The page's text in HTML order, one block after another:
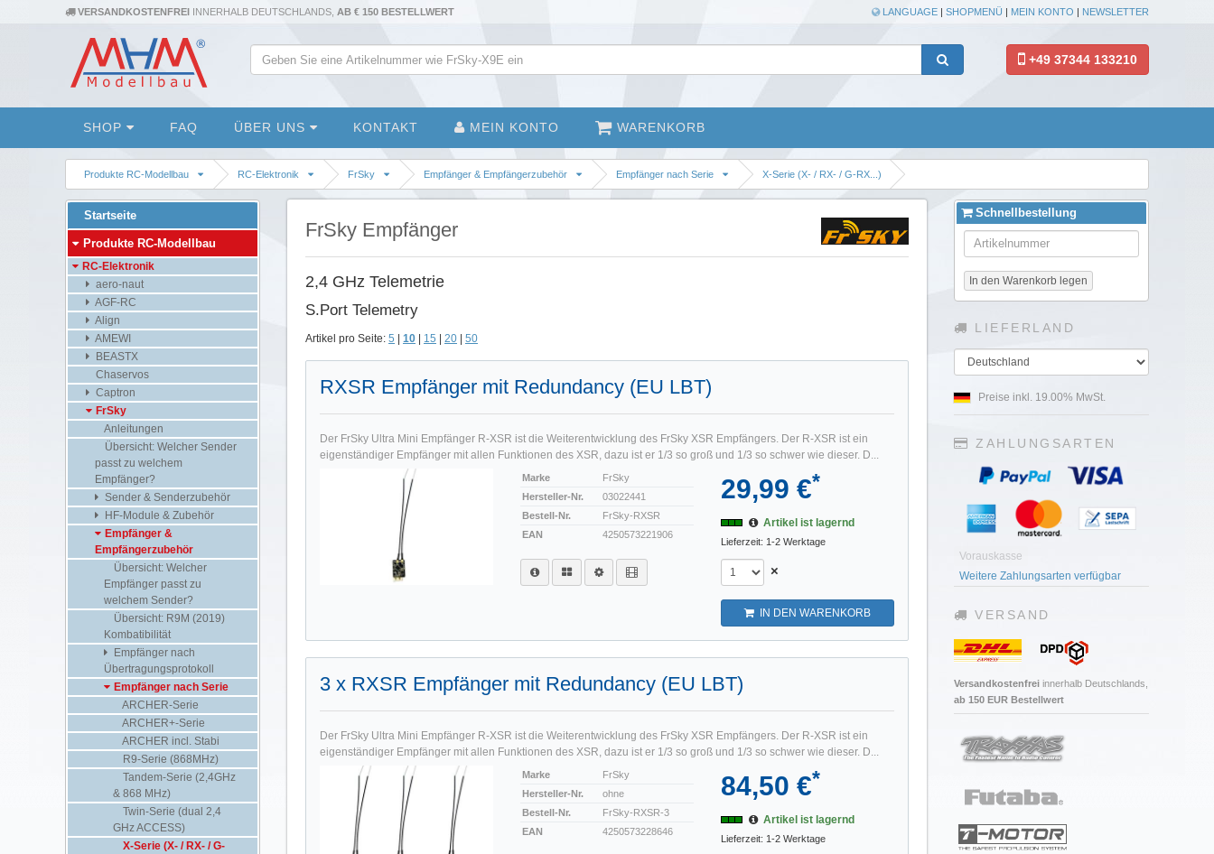
VERSANDKOSTENFREI INNERHALB DEUTSCHLANDS, AB € 150 BESTELLWERT LANGUAGE | SHOPMENÜ | MEIN KONTO | NEWSLETTER
+49 37344 133210
SHOP FAQ ÜBER UNS KONTAKT MEIN KONTO WARENKORB
Produkte RC-Modellbau RC-Elektronik FrSky Empfänger & Empfängerzubehör Empfänger nach Serie X-Serie (X- / RX- / G-RX...)
FrSky Empfänger
2,4 GHz Telemetrie
S.Port Telemetry
Artikel pro Seite: 5 10 15 20 50
RXSR Empfänger mit Redundancy (EU LBT)
Der FrSky Ultra Mini Empfänger R-XSR ist die Weiterentwicklung des FrSky XSR Empfängers. Der R-XSR ist ein
eigenständiger Empfänger mit allen Funktionen des XSR, dazu ist er 1/3 so groß und 1/3 so schwer wie dieser. D...
Marke
FrSky
Hersteller-Nr.
03022441
Bestell-Nr.
FrSky-RXSR
EAN
4250573221906
29,99 €*
Artikel ist lagernd
Lieferzeit: 1-2 Werktage
×
IN DEN WARENKORB
3 x RXSR Empfänger mit Redundancy (EU LBT)
Der FrSky Ultra Mini Empfänger R-XSR ist die Weiterentwicklung des FrSky XSR Empfängers. Der R-XSR ist ein
eigenständiger Empfänger mit allen Funktionen des XSR, dazu ist er 1/3 so groß und 1/3 so schwer wie dieser. D...
Marke
FrSky
Hersteller-Nr.
ohne
Bestell-Nr.
FrSky-RXSR-3
EAN
4250573228646
84,50 €*
Artikel ist lagernd
Lieferzeit: 1-2 Werktage
Startseite
Produkte RC-Modellbau
RC-Elektronik
aero-naut
AGF-RC
Align
AMEWI
BEASTX
Chaservos
Captron
FrSky
Anleitungen
Übersicht: Welcher Sender
passt zu welchem
Empfänger?
Sender & Senderzubehör
HF-Module & Zubehör
Empfänger &
Empfängerzubehör
Übersicht: Welcher
Empfänger passt zu
welchem Sender?
Übersicht: R9M (2019)
Kombatibilität
Empfänger nach
Übertragungsprotokoll
Empfänger nach Serie
ARCHER-Serie
ARCHER+-Serie
ARCHER incl. Stabi
R9-Serie (868MHz)
Tandem-Serie (2,4GHz
& 868 MHz)
Twin-Serie (dual 2,4
GHz ACCESS)
X-Serie (X- / RX- / G-
Schnellbestellung
In den Warenkorb legen
LIEFERLAND
Land
Preise inkl. 19.00% MwSt.
ZAHLUNGSARTEN
Vorauskasse
Weitere Zahlungsarten verfügbar
VERSAND
Versandkostenfrei innerhalb Deutschlands,
ab 150 EUR Bestellwert